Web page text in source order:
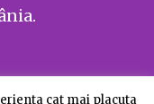
cat mai placuta